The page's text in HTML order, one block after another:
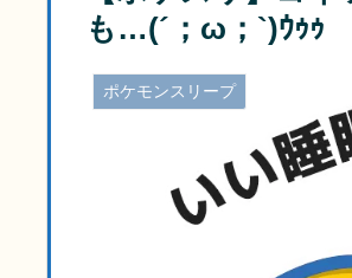
も…(´；ω；`)ｳｩｩ
ポケモンスリープ